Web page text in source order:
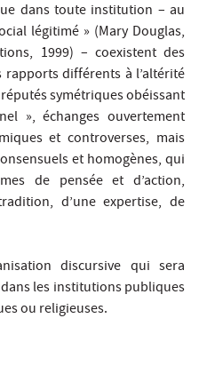
dans toute institution – au
légitimé » (Mary Douglas,
1999) – coexistent des
différents à l’altérité
symétriques obéissant
», échanges ouvertement
et controverses, mais
et homogènes, qui
de pensée et d’action,
d’une expertise, de
discursive qui sera
les institutions publiques
ou religieuses.